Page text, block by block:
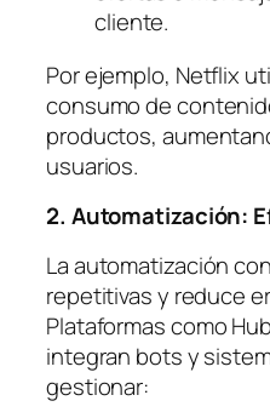
cliente.
Por ejemplo, Netflix
consumo de
productos,
usuarios.
2. Automatización:
La automatización
repetitivas y reduce
Plataformas como
integran bots y
gestionar: